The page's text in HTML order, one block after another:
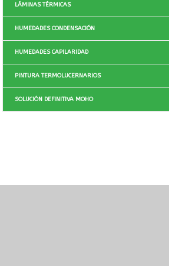
LÁMINAS TÉRMICAS
HUMEDADES CONDENSACIÓN
HUMEDADES CAPILARIDAD
PINTURA TERMOLUCERNARIOS
SOLUCIÓN DEFINITIVA MOHO